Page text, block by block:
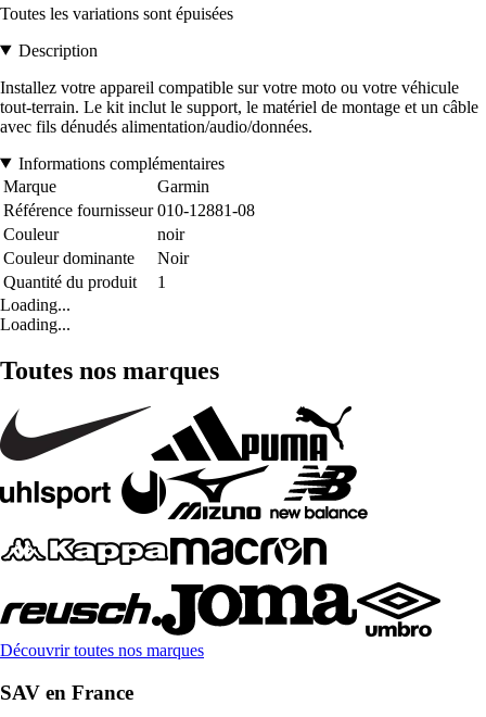
Toutes les variations sont épuisées
Description
Installez votre appareil compatible sur votre moto ou votre véhicule
tout-terrain. Le kit inclut le support, le matériel de montage et un câble
avec fils dénudés alimentation/audio/données.
Informations complémentaires
Marque
Garmin
Référence fournisseur 010-12881-08
Couleur
noir
Couleur dominante
Noir
Quantité du produit
1
Loading...
Loading...
Toutes nos marques
Découvrir toutes nos marques
SAV en France